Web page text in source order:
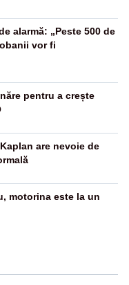
alarmă: „Peste 500 de
vor fi
pentru a crește
are nevoie de
motorina este la un